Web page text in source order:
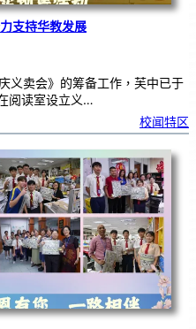
支持华教发展
义卖会》的筹备工作，芙中已于
阅读室设立义…
校闻特区